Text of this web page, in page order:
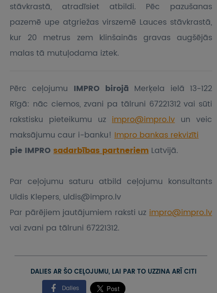
stāvkrastā, atradīsiet atbildi. Pēc pazušanas
pazemē upe atgriežas virszemē Lauces stāvkrastā,
kur 20 metrus zem klinšainās gravas augšējās
malas tā mutuļodama iztek.
Pērc ceļojumu IMPRO birojā Merķela ielā 13-122
Rīgā: nāc ciemos, zvani pa tālruni 67221312 vai sūti
rakstisku pieteikumu uz impro@impro.lv un veic
maksājumu caur i-banku! Impro bankas rekvizīti
pie IMPRO sadarbības partneriem Latvijā.
Par ceļojumu saturu atbild ceļojumu konsultants
Uldis Klepers, uldis@impro.lv
Par pārējiem jautājumiem raksti uz impro@impro.lv
vai zvani pa tālruni 67221312.
DALIES AR ŠO CEĻOJUMU, LAI PAR TO UZZINA ARĪ CITI
Dalies